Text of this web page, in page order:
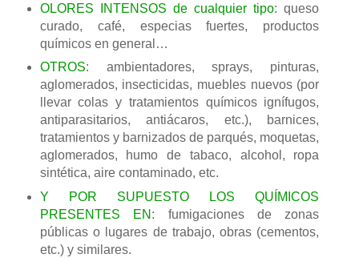
OLORES INTENSOS de cualquier tipo: queso
curado, café, especias fuertes, productos
químicos en general…
OTROS: ambientadores, sprays, pinturas,
aglomerados, insecticidas, muebles nuevos (por
llevar colas y tratamientos químicos ignífugos,
antiparasitarios, antiácaros, etc.), barnices,
tratamientos y barnizados de parqués, moquetas,
aglomerados, humo de tabaco, alcohol, ropa
sintética, aire contaminado, etc.
Y POR SUPUESTO LOS QUÍMICOS
PRESENTES EN : fumigaciones de zonas
públicas o lugares de trabajo, obras (cementos,
etc.) y similares.